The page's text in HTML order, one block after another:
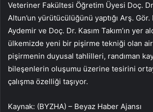
Veteriner Fakültesi Öğretim Üyesi Doç.
Altun’un yürütücülüğünü yaptığı Arş.
Aydemir ve Doç. Dr. Kasım Takım’ın yer
ülkemizde yeni bir pişirme tekniği olan
pişirmenin duyusal tahlilleri, randıman
bileşenlerin oluşumu üzerine tesirini
çalışma özelliği taşıyor.
Kaynak: (BYZHA) – Beyaz Haber Ajansı